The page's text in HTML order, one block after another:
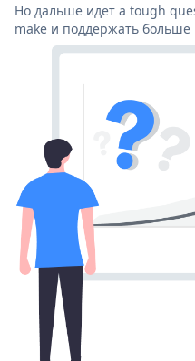
Но дальше идет a tough
make и поддержать больше